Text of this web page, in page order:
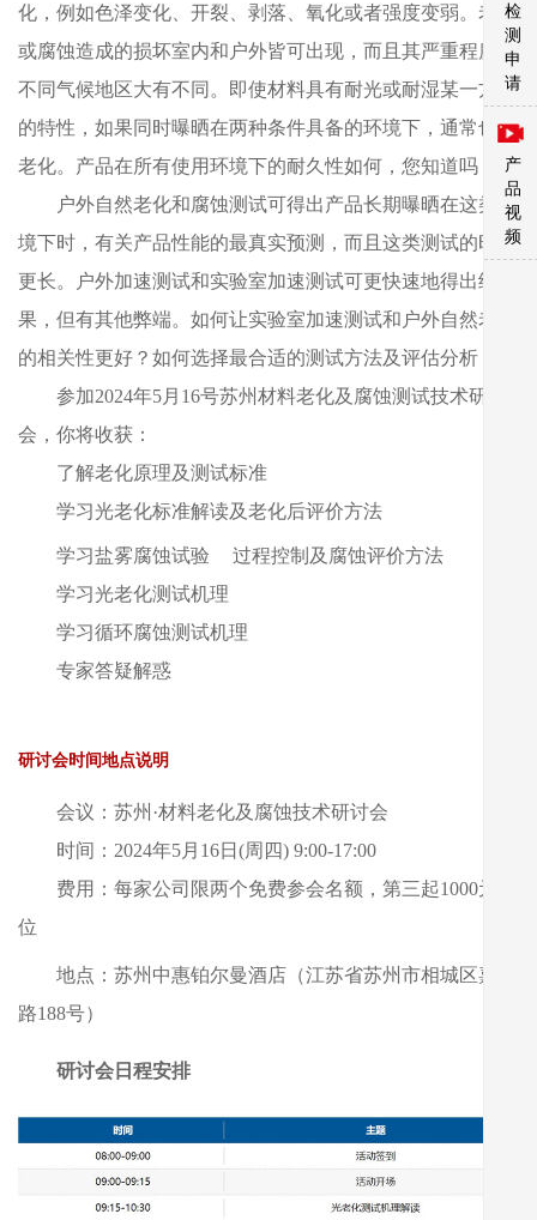
化，例如色泽变化、开裂、剥落、氧化或者强度变弱。老化
或腐蚀造成的损坏室内和户外皆可出现，而且其严重程度在
不同气候地区大有不同。即使材料具有耐光或耐湿某一方面
的特性，如果同时曝晒在两种条件具备的环境下，通常也会
老化。产品在所有使用环境下的耐久性如何，您知道吗？
户外自然老化和腐蚀测试可得出产品长期曝晒在这类环
境下时，有关产品性能的最真实预测，而且这类测试的时间
更长。户外加速测试和实验室加速测试可更快速地得出结
果，但有其他弊端。如何让实验室加速测试和户外自然老化
的相关性更好？如何选择最合适的测试方法及评估分析？
参加2024年5月16号苏州材料老化及腐蚀测试技术研讨
会，你将收获：
了解老化原理及测试标准
学习光老化标准解读及老化后评价方法
学习盐雾腐蚀试验
过程控制及腐蚀评价方法
学习光老化测试机理
学习循环腐蚀测试机理
专家答疑解惑
研讨会时间地点说明
会议：苏州·材料老化及腐蚀技术研讨会
时间：2024年5月16日(周四) 9:00-17:00
费用：每家公司限两个免费参会名额，第三起1000元/
位
地点：苏州中惠铂尔曼酒店（江苏省苏州市相城区嘉元
路188号）
研讨会日程安排
检
测
申
请
产
品
视
频